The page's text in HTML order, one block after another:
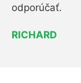
odporúčať.
RICHARD